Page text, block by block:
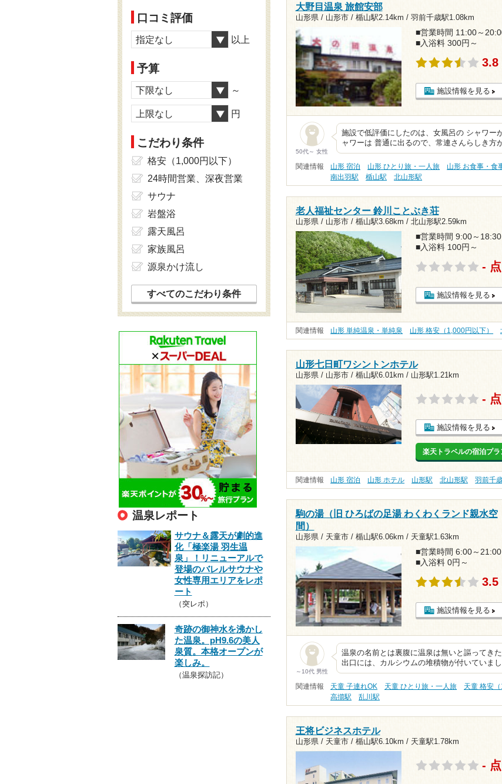
大野目温泉 旅館安部
山形県 / 山形市 / 楯山駅2.14km / 羽前千歳駅1.08km
■営業時間 11:00～
■入浴料 300円～
3.8
施設情報を見る
50代～ 女性
施設で低評価にしたのは、女風呂の シャワー
ャワーは 普通に出るので、常連さんらしき
関連情報 山形 宿泊 山形 ひとり旅・一人旅 山形 お食事・食
南出羽駅
楯山駅 北山形駅
老人福祉センター 鈴川ことぶき荘
山形県 / 山形市 / 楯山駅3.68km / 北山形駅2.59km
■営業時間 9:00～18:30
■入浴料 100円～
- 点
施設情報を見る
関連情報 山形 単純温泉・単純泉 山形 格安（1,000円以下）
山形七日町ワシントンホテル
山形県 / 山形市 / 楯山駅6.01km / 山形駅1.21km
- 点
施設情報を見る
楽天トラベルの宿泊プラ
関連情報 山形 宿泊 山形 ホテル 山形駅 北山形駅 羽前千
駒の湯（旧 ひろばの足湯 わくわくランド親水空
間）
山形県 / 天童市 / 楯山駅6.06km / 天童駅1.63km
■営業時間 6:00～21:00
■入浴料 0円～
3.5
施設情報を見る
～10代 男性
温泉の名前とは裏腹に温泉は無いと謳ってき
出口には、カルシウムの堆積物が付いていま
関連情報 天童 子連れOK 天童 ひとり旅・一人旅 天童 格安（
高擶駅
乱川駅
王将ビジネスホテル
山形県 / 天童市 / 楯山駅6.10km / 天童駅1.78km
- 点
口コミ評価
指定なし 以上
予算
下限なし ～
上限なし 円
こだわり条件
格安（1,000円以下）
24時間営業、深夜営業
サウナ
岩盤浴
露天風呂
家族風呂
源泉かけ流し
すべてのこだわり条件
温泉レポート
サウナ＆露天が劇的進
化「極楽湯 羽生温
泉」！リニューアルで
登場のバレルサウナや
女性専用エリアをレポ
ート
（突レポ）
奇跡の御神水を沸かし
た温泉。pH9.6の美人
泉質。本格オープンが
楽しみ。
（温泉探訪記）